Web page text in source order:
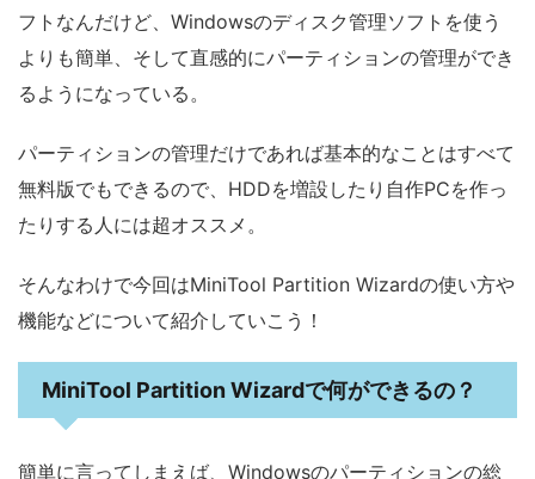
フトなんだけど、Windowsのディスク管理ソフトを使う
よりも簡単、そして直感的にパーティションの管理ができ
るようになっている。
パーティションの管理だけであれば基本的なことはすべて
無料版でもできるので、HDDを増設したり自作PCを作っ
たりする人には超オススメ。
そんなわけで今回はMiniTool Partition Wizardの使い方や
機能などについて紹介していこう！
MiniTool Partition Wizardで何ができるの？
簡単に言ってしまえば、Windowsのパーティションの総